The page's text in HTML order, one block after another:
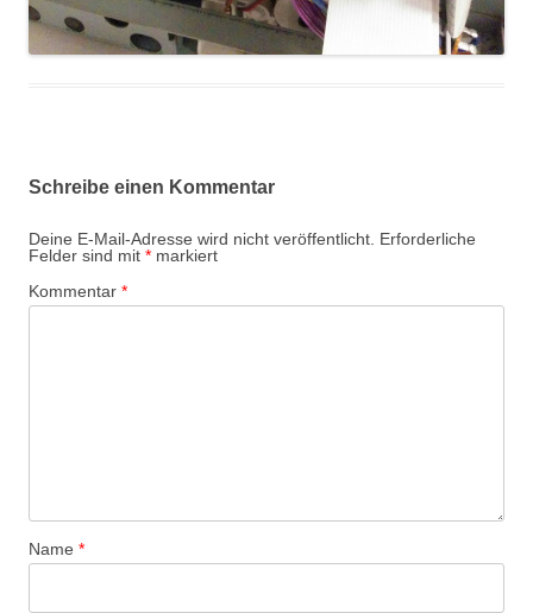
Schreibe einen Kommentar
Deine E-Mail-Adresse wird nicht veröffentlicht. Erforderliche
Felder sind mit * markiert
Kommentar *
Name *